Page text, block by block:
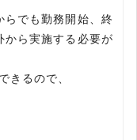
らでも勤務開始、終
から実施する必要が
きるので、